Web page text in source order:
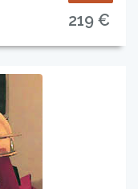
219 €